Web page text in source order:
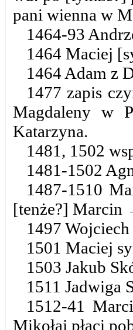
pani wienna w
1464-93
1464 Maciej
1464 Adam z
1477 zapis
Magdaleny w
Katarzyna.
1481, 1502
1481-1502
1487-1510
[tenże?] Marcin
1497
1501 Maciej
1503 Jakub
1511 Jadwiga
1512-41
Mikołaj płaci